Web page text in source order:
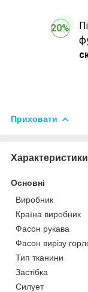
20%
Приховати
Характеристики
Основні
Виробник
Країна виробник
Фасон рукава
Фасон вирізу
Тип тканини
Застібка
Силует